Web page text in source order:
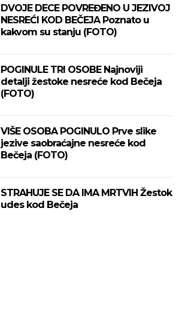
DVOJE DECE POVREĐENO U JEZIVOJ
NESREĆI KOD BEČEJA Poznato u
kakvom su stanju (FOTO)
POGINULE TRI OSOBE Najnoviji
detalji žestoke nesreće kod Bečeja
(FOTO)
VIŠE OSOBA POGINULO Prve slike
jezive saobraćajne nesreće kod
Bečeja (FOTO)
STRAHUJE SE DA IMA MRTVIH Žestok
udes kod Bečeja